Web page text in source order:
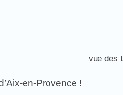
vue des
en-Provence !